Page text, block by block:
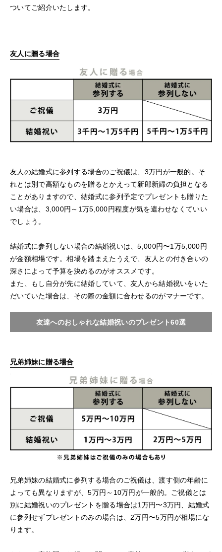
ついてご紹介いたします。
友人に贈る場合
友人の結婚式に参列する場合のご祝儀は、3万円が一般的。そ
れとは別で高額なものを贈るとかえって新郎新婦の負担となる
ことがありますので、結婚式に参列予定でプレゼントも贈りた
い場合は、3,000円～1万5,000円程度が気を遣わせなくていい
でしょう。
結婚式に参列しない場合の結婚祝いは、5,000円〜1万5,000円
が金額相場です。相場を踏まえたうえで、友人との付き合いの
深さによって予算を決めるのがオススメです。
また、もし自分が先に結婚していて、友人から結婚祝いをいた
だいていた場合は、その際の金額に合わせるのがマナーです。
友達へのおしゃれな結婚祝いのプレゼント60選
兄弟姉妹に贈る場合
兄弟姉妹の結婚式に参列する場合のご祝儀は、渡す側の年齢に
よっても異なりますが、5万円～10万円が一般的。ご祝儀とは
別に結婚祝いのプレゼントを贈る場合は1万円〜3万円、結婚式
に参列せずプレゼントのみの場合は、2万円〜5万円が相場にな
ります。